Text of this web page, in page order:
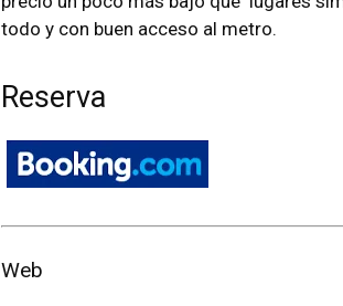
todo y con buen acceso al metro.
Reserva
Web